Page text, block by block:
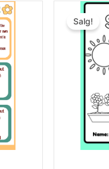
Nåværende
pris
kr30.00.
Salg!